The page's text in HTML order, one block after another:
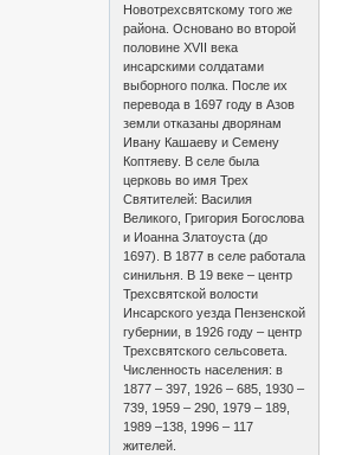
Новотрехсвятскому того же
района. Основано во второй
половине XVII века
инсарскими солдатами
выборного полка. После их
перевода в 1697 году в Азов
земли отказаны дворянам
Ивану Кашаеву и Семену
Коптяеву. В селе была
церковь во имя Трех
Святителей: Василия
Великого, Григория Богослова
и Иоанна Златоуста (до
1697). В 1877 в селе работала
синильня. В 19 веке – центр
Трехсвятской волости
Инсарского уезда Пензенской
губернии, в 1926 году – центр
Трехсвятского сельсовета.
Численность населения: в
1877 – 397, 1926 – 685, 1930 –
739, 1959 – 290, 1979 – 189,
1989 –138, 1996 – 117
жителей.